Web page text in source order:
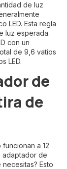
de luz
LED. Esta regla
luz esperada.
con un
de 9,6 vatios
LED.
de
de
a 12
adaptador de
Esto